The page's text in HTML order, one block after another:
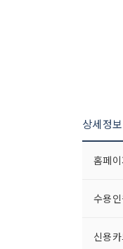
상세정
홈페이
수용
신용